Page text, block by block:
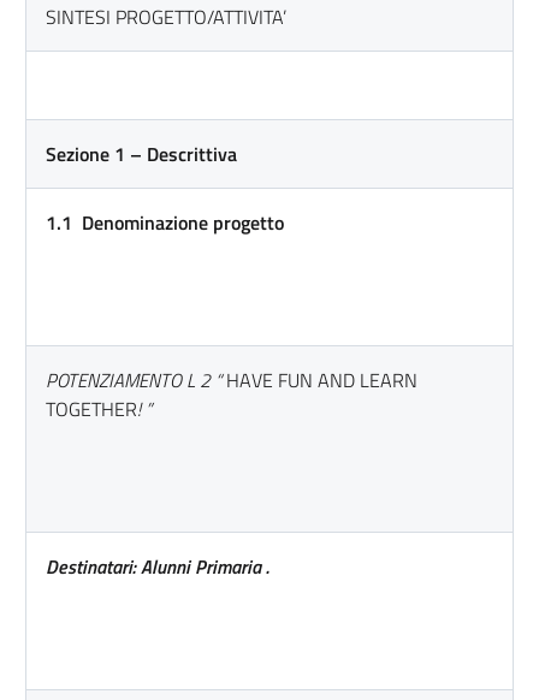
SINTESI PROGETTO/ATTIVITA’
Sezione 1 – Descrittiva
1.1 Denominazione progetto
POTENZIAMENTO L 2 “HAVE FUN AND LEARN
TOGETHER! ”
Destinatari: Alunni Primaria .